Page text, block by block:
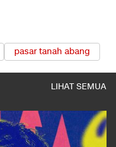
pasar tanah abang
LIHAT SEMUA